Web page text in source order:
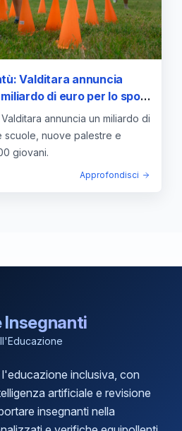
Valditara annuncia
di euro per lo sport
annuncia un miliardo di
scuole, nuove palestre e
giovani.
Approfondisci
Insegnanti
inclusiva, con
artificiale e revisione
insegnanti nella